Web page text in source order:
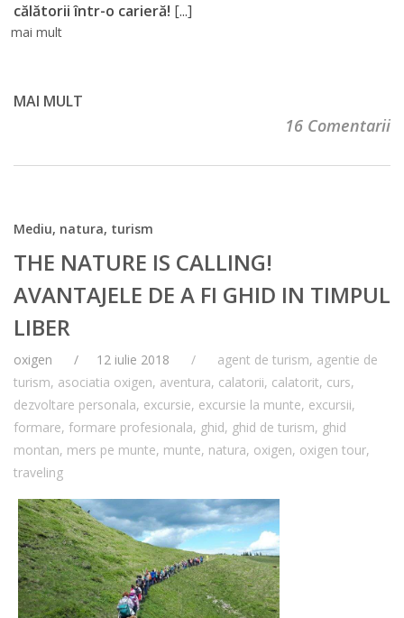
călătorii într-o carieră! [...]
mai mult
MAI MULT
16 Comentarii
Mediu, natura, turism
THE NATURE IS CALLING!
AVANTAJELE DE A FI GHID IN TIMPUL
LIBER
oxigen 12 iulie 2018 agent de turism, agentie de
turism, asociatia oxigen, aventura, calatorii, calatorit, curs,
dezvoltare personala, excursie, excursie la munte, excursii,
formare, formare profesionala, ghid, ghid de turism, ghid
montan, mers pe munte, munte, natura, oxigen, oxigen tour,
traveling